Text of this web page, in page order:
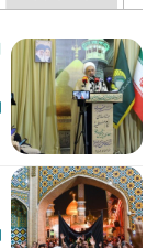
الأساسية